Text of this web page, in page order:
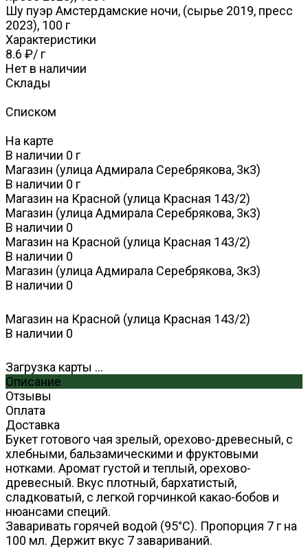
Шу пуэр Амстердамские ночи, (сырье 2019, пресс
2023), 100 г
Характеристики
8.6 ₽/ г
Нет в наличии
Склады
Списком
На карте
В наличии 0 г
Магазин (улица Адмирала Серебрякова, 3к3)
В наличии 0 г
Магазин на Красной (улица Красная 143/2)
Магазин (улица Адмирала Серебрякова, 3к3)
В наличии 0
Магазин на Красной (улица Красная 143/2)
В наличии 0
Магазин (улица Адмирала Серебрякова, 3к3)
В наличии 0
Магазин на Красной (улица Красная 143/2)
В наличии 0
Загрузка карты ...
Описание
Отзывы
Оплата
Доставка
Букет готового чая зрелый, орехово-древесный, с
хлебными, бальзамическими и фруктовыми
нотками. Аромат густой и теплый, орехово-
древесный. Вкус плотный, бархатистый,
сладковатый, с легкой горчинкой какао-бобов и
нюансами специй.
Заваривать горячей водой (95°С). Пропорция 7 г на
100 мл. Держит вкус 7 завариваний.